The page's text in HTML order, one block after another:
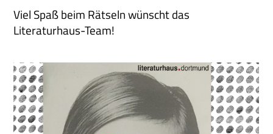
Viel Spaß beim Rätseln wünscht das
Literaturhaus-Team!